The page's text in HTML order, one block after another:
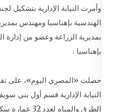
وأمرت النيابة الإدارية بتشكيل
الهندسية بإهناسيا ومهندس
بمديرية الزراعة وعضو من إدارة
بإهناسيا .
حصلت «المصري اليوم»، على
النيابة الإدارية قسم أول بني
الطرق والمياه